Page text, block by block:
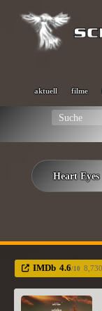
aktuell filme
Heart Eyes
IMDb 4.6/10